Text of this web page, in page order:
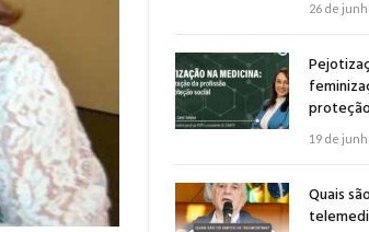
26 de
19 de
Quais